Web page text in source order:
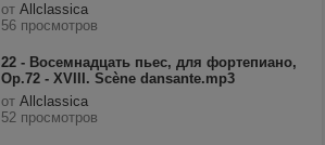
отAllclassica
56 просмотров
22 - Восемнадцать пьес, для фортепиано,
Op.72 - XVIII. Scène dansante.mp3
отAllclassica
52 просмотров